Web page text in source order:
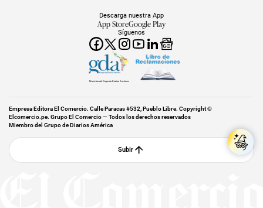
Síguenos
Descarga nuestra App
App StoreGoogle Play
Miembro del Grupo de Diarios América
Empresa Editora El Comercio. Calle Paracas #532, Pueblo Libre. Copyright ©
Elcomercio.pe. Grupo El Comercio — Todos los derechos reservados
Miembro del Grupo de Diarios América
Subir